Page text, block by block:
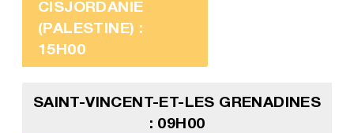
CISJORDANIE
(PALESTINE) :
15H00
SAINT-VINCENT-ET-LES GRENADINES
: 09H00